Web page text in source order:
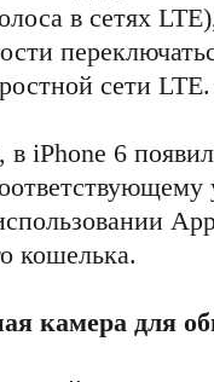
в сетях
сети LTE.
iPhone 6
кошелька.
камера для